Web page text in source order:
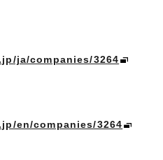
ja/companies/3264
en/companies/3264